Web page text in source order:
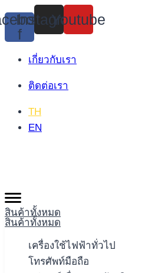
Skip
to
content
f
Instagram
Youtube
เกี่ยวกับเรา
ติดต่อเรา
TH
EN
สินค้าทั้งหมด
สินค้าทั้งหมด
เครื่องใช้ไฟฟ้าทั่วไป
โทรศัพท์มือถือ